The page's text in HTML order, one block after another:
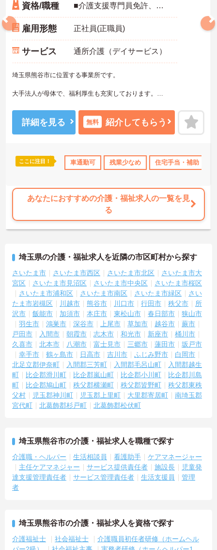
得実績あり 社会保険完備 交通費支給 退職金制度あり
資格/職種 ■介護支援専門員免許、主任介護支援専門員 ※普通自動車運転免許：必須（ＡＴ限定可）
雇用形態 正社員(正職員)
サービス 通所介護（デイサービス）
埼玉県熊谷市に位置する事業所です。
大手法人が母体で、福利厚生も充実しております。
ご興味ある方には、面接対策ポイントなど、さらに詳細をお話しい
たしますのでお気軽にご相談ください！
詳細を見る 無料 紹介してもらう
ここに注目！ 車通勤可 残業少なめ 住宅手当・補助
あなたにおすすめの介護・福祉求人の一覧を見
る
埼玉県の介護・福祉求人を近隣の市区町村から探す
さいたま市 さいたま市西区 さいたま市北区
さいたま市大
宮区
さいたま市見沼区 さいたま市中央区
さいたま市桜区
さいたま市浦和区
さいたま市南区 さいたま市緑区
さい
たま市岩槻区
川越市 熊谷市 川口市 行田市 秩父市
所
沢市
飯能市 加須市 本庄市 東松山市 春日部市
狭山市
羽生市
鴻巣市 深谷市 上尾市 草加市 越谷市
蕨市
戸田市
入間市 朝霞市 志木市 和光市 新座市
桶川市
久喜市
北本市 八潮市 富士見市 三郷市 蓮田市
坂戸市
幸手市
鶴ヶ島市 日高市 吉川市 ふじみ野市
白岡市
北足立郡伊奈町
入間郡三芳町 入間郡毛呂山町
入間郡越生
町
比企郡滑川町 比企郡嵐山町 比企郡小川町
比企郡川島
町
比企郡鳩山町 秩父郡横瀬町 秩父郡皆野町
秩父郡東秩
父村
児玉郡神川町 児玉郡上里町 大里郡寄居町
南埼玉郡
宮代町
北葛飾郡杉戸町 北葛飾郡松伏町
埼玉県熊谷市の介護・福祉求人を職種で探す
介護職・ヘルパー 生活相談員 看護助手
ケアマネージャー
主任ケアマネジャー
サービス提供責任者 施設長
児童発
達支援管理責任者
サービス管理責任者 生活支援員
管理
者
埼玉県熊谷市の介護・福祉求人を資格で探す
介護福祉士 社会福祉士
介護職員初任者研修（ホームヘル